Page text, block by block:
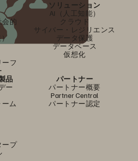
会的
フ
ソリューション
AI（人工知能）
クラウド
サイバー・レジリエンス
データ保護
データベース
仮想化
品
ー
ム
ープ
パートナー
パートナー概要
Partner Central
パートナー認定